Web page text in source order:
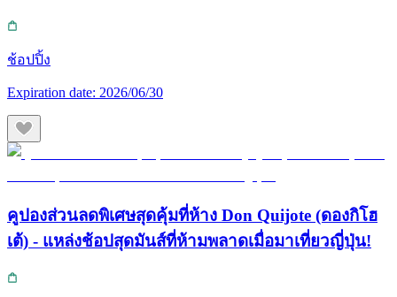
ช้อปปิ้ง
Expiration date: 2026/06/30
คูปองส่วนลดพิเศษสุดคุ้มที่ห้าง Don Quijote (ดองกิโฮ
เต้) - แหล่งช้อปสุดมันส์ที่ห้ามพลาดเมื่อมาเที่ยวญี่ปุ่น!